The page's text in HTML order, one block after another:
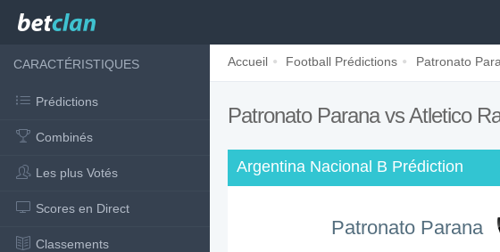
CARACTÉRISTIQUES
Prédictions
Combinés
Les plus Votés
Scores en Direct
Classements
Accueil Football Prédictions Patronato
Patronato Parana vs Atletico
Argentina Nacional B Prédiction
Patronato Parana